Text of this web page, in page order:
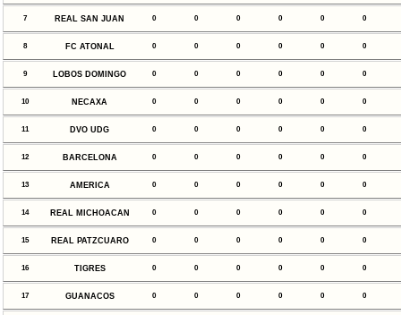
7 REAL SAN JUAN 0 0 0 0 0 0
8 FC ATONAL 0 0 0 0 0 0
9 LOBOS DOMINGO 0 0 0 0 0 0
10 NECAXA 0 0 0 0 0 0
11 DVO UDG 0 0 0 0 0 0
12 BARCELONA 0 0 0 0 0 0
13 AMERICA 0 0 0 0 0 0
14 REAL MICHOACAN 0 0 0 0 0 0
15 REAL PATZCUARO 0 0 0 0 0 0
16 TIGRES 0 0 0 0 0 0
17 GUANACOS 0 0 0 0 0 0